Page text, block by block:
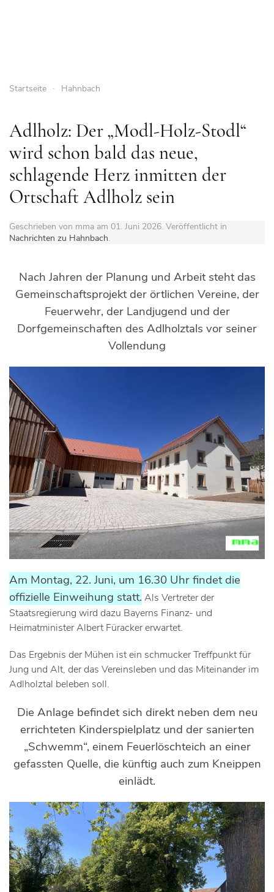
Startseite Hahnbach
Adlholz: Der „Modl-Holz-Stodl“
wird schon bald das neue,
schlagende Herz inmitten der
Ortschaft Adlholz sein
Geschrieben von mma am 01. Juni 2026. Veröffentlicht in
Nachrichten zu Hahnbach.
Nach Jahren der Planung und Arbeit steht das
Gemeinschaftsprojekt der örtlichen Vereine, der
Feuerwehr, der Landjugend und der
Dorfgemeinschaften des Adlholztals vor seiner
Vollendung
Am Montag, 22. Juni, um 16.30 Uhr findet die
offizielle Einweihung statt. Als Vertreter der
Staatsregierung wird dazu Bayerns Finanz- und
Heimatminister Albert Füracker erwartet.
Das Ergebnis der Mühen ist ein schmucker Treffpunkt für
Jung und Alt, der das Vereinsleben und das Miteinander im
Adlholztal beleben soll.
Die Anlage befindet sich direkt neben dem neu
errichteten Kinderspielplatz und der sanierten
„Schwemm“, einem Feuerlöschteich an einer
gefassten Quelle, die künftig auch zum Kneippen
einlädt.